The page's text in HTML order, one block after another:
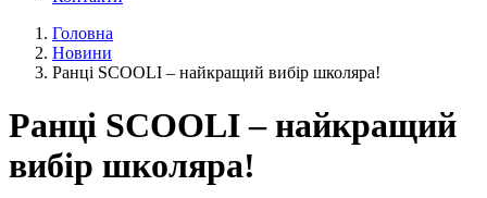
Головна
Новини
Ранці SCOOLI – найкращий вибір школяра!
Ранці SCOOLI – найкращий
вибір школяра!